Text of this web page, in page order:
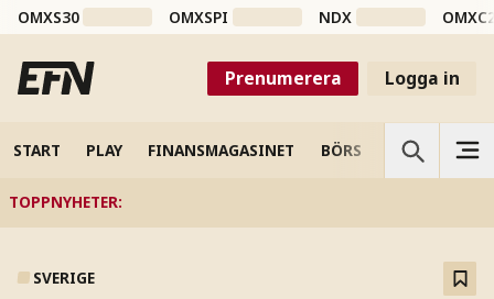
OMXS30 OMXSPI NDX
Prenumerera Logga in
START PLAY FINANSMAGASINET BÖRS VETENSKAP
TOPPNYHETER:
SVERIGE